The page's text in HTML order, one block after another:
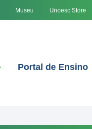
Museu Unoesc Store
Portal de Ensino